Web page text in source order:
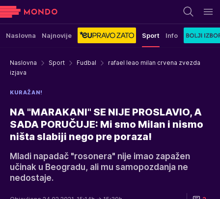
Naslovna Najnovije Sport Info
Naslovna Sport Fudbal
rafael leao milan crvena zvezda
izjava
KURAŽAN!
NA "MARAKANI" SE NIJE PROSLAVIO, A
SADA PORUČUJE: Mi smo Milan i nismo
ništa slabiji nego pre poraza!
Mladi napadač "rosonera" nije imao zapažen
učinak u Beogradu, ali mu samopozdanja ne
nedostaje.